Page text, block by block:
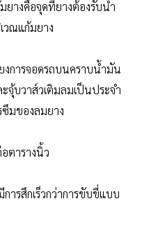
ยางคือจุดที่ยางต้องรับน้ำ
วณแก้มยาง
งการจอดรถบนคราบน้ำมัน
จุ้บวาส์วเติมลมเป็นประจำ
มของลมยาง
ตารางนิ้ว
ารสึกเร็วกว่าการขับขี่แบบ